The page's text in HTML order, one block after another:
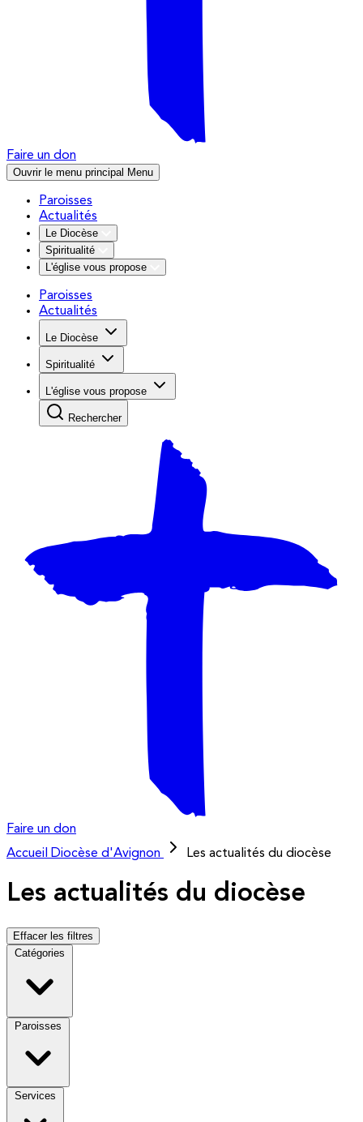
Faire un don
Ouvrir le menu principal Menu
Paroisses
Actualités
Le Diocèse
Spiritualité
L'église vous propose
Paroisses
Actualités
Le Diocèse
Spiritualité
L'église vous propose
Rechercher
Faire un don
Accueil
Diocèse d'Avignon Les actualités du diocèse
Les actualités du diocèse
Effacer les filtres
Catégories
Paroisses
Services